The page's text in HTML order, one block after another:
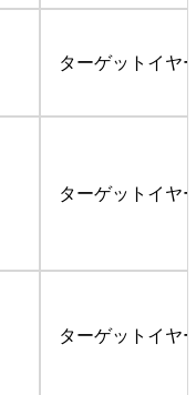
ターゲットイヤ
ターゲットイヤ
ターゲットイヤ